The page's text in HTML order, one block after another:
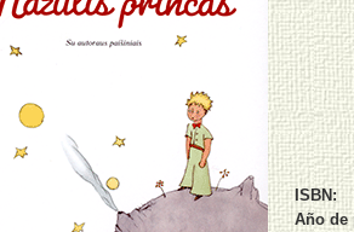
ISBN:
Año de